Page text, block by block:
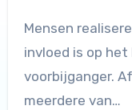
Mensen
invloed is op
voorbijganger.
meerdere van…